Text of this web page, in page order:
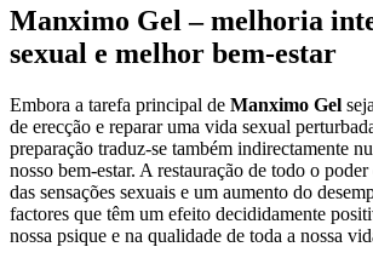
Manximo Gel – melhoria
sexual e melhor bem-estar
Embora a tarefa principal de Manximo Gel
de erecção e reparar uma vida sexual
preparação traduz-se também indirectamente
nosso bem-estar. A restauração de todo o
das sensações sexuais e um aumento do
factores que têm um efeito decididamente
nossa psique e na qualidade de toda a nossa